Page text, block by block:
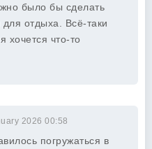
было бы сделать
для отдыха. Всё-таки
хочется что-то
2026 00:58
погружаться в